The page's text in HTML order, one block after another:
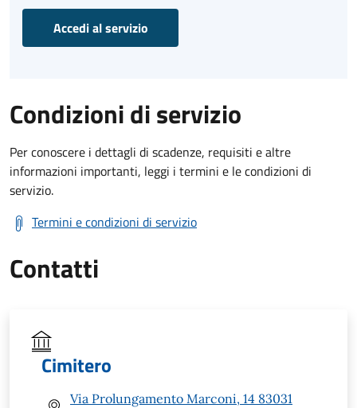
Accedi al servizio
Condizioni di servizio
Per conoscere i dettagli di scadenze, requisiti e altre
informazioni importanti, leggi i termini e le condizioni di
servizio.
Termini e condizioni di servizio
Contatti
Cimitero
Via Prolungamento Marconi, 14 83031